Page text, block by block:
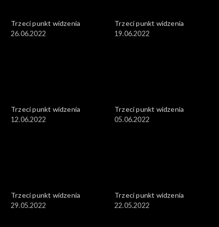
Trzeci punkt widzenia
26.06.2022
Trzeci punkt widzenia
19.06.2022
Trzeci punkt widzenia
12.06.2022
Trzeci punkt widzenia
05.06.2022
Trzeci punkt widzenia
29.05.2022
Trzeci punkt widzenia
22.05.2022